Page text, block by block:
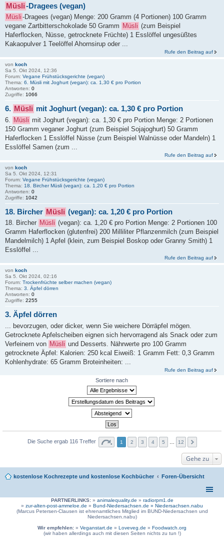
Müsli-Dragees (vegan)
Müsli -Dragees (vegan) Menge: 200 Gramm (4 Portionen) 100 Gramm
vegane Zartbitterschokolade 50 Gramm Müsli (zum Beispiel
Haferflocken, Nüsse, getrocknete Früchte) 1 Esslöffel ungesüßtes
Kakaopulver 1 Teelöffel Ahornsirup oder ...
Rufe den Beitrag auf
von koch
Sa 5. Okt 2024, 12:36
Forum: Vegane Frühstücksgerichte (vegan)
Thema: 6. Müsli mit Joghurt (vegan): ca. 1,30 € pro Portion
Antworten: 0
Zugriffe: 1066
6. Müsli mit Joghurt (vegan): ca. 1,30 € pro Portion
6. Müsli mit Joghurt (vegan): ca. 1,30 € pro Portion Menge: 2 Portionen
150 Gramm veganer Joghurt (zum Beispiel Sojajoghurt) 50 Gramm
Haferflocken 1 Esslöffel Nüsse (zum Beispiel Walnüsse oder Mandeln) 1
Esslöffel Samen (zum ...
Rufe den Beitrag auf
von koch
Sa 5. Okt 2024, 12:31
Forum: Vegane Frühstücksgerichte (vegan)
Thema: 18. Bircher Müsli (vegan): ca. 1,20 € pro Portion
Antworten: 0
Zugriffe: 1042
18. Bircher Müsli (vegan): ca. 1,20 € pro Portion
18. Bircher Müsli (vegan): ca. 1,20 € pro Portion Menge: 2 Portionen 100
Gramm Haferflocken (glutenfrei) 200 Milliliter Pflanzenmilch (zum Beispiel
Mandelmilch) 1 Apfel (klein, zum Beispiel Boskop oder Granny Smith) 1
Esslöffel ...
Rufe den Beitrag auf
von koch
Sa 5. Okt 2024, 02:16
Forum: Trockenfrüchte selber machen (vegan)
Thema: 3. Äpfel dörren
Antworten: 0
Zugriffe: 2255
3. Äpfel dörren
... bevorzugen, oder dicker, wenn Sie weichere Dörräpfel mögen.
Getrocknete Apfelscheiben eignen sich hervorragend als Snack oder zum
Verfeinern von Müsli und Desserts. Nährwerte pro 100 Gramm
getrocknete Äpfel: Kalorien: 250 kcal Eiweiß: 1 Gramm Fett: 0,3 Gramm
Kohlenhydrate: 65 Gramm Broteinheiten: ...
Rufe den Beitrag auf
Sortiere nach
Die Suche ergab 116 Treffer 1 2 3 4 5 12
Gehe zu
kostenlose Kochrezepte und kostenlose Kochbücher Foren-Übersicht
PARTNERLINKS:» animalequality.de » radiorpm1.de
» zur-alten-post-ammeloe.de » Bund-Niedersachsen.de » Niedersachsen.nabu
(Marcus Petersen-Clausen ist ehrenamtliches Mitglied im BUND-Niedersachsen und
Niedersachsen.nabu)
Wir empfehlen: » Veganstart.de » Loveveg.de » Foodwatch.org
(wir haben allerdings auch mit diesen Seiten nichts zu tun !)